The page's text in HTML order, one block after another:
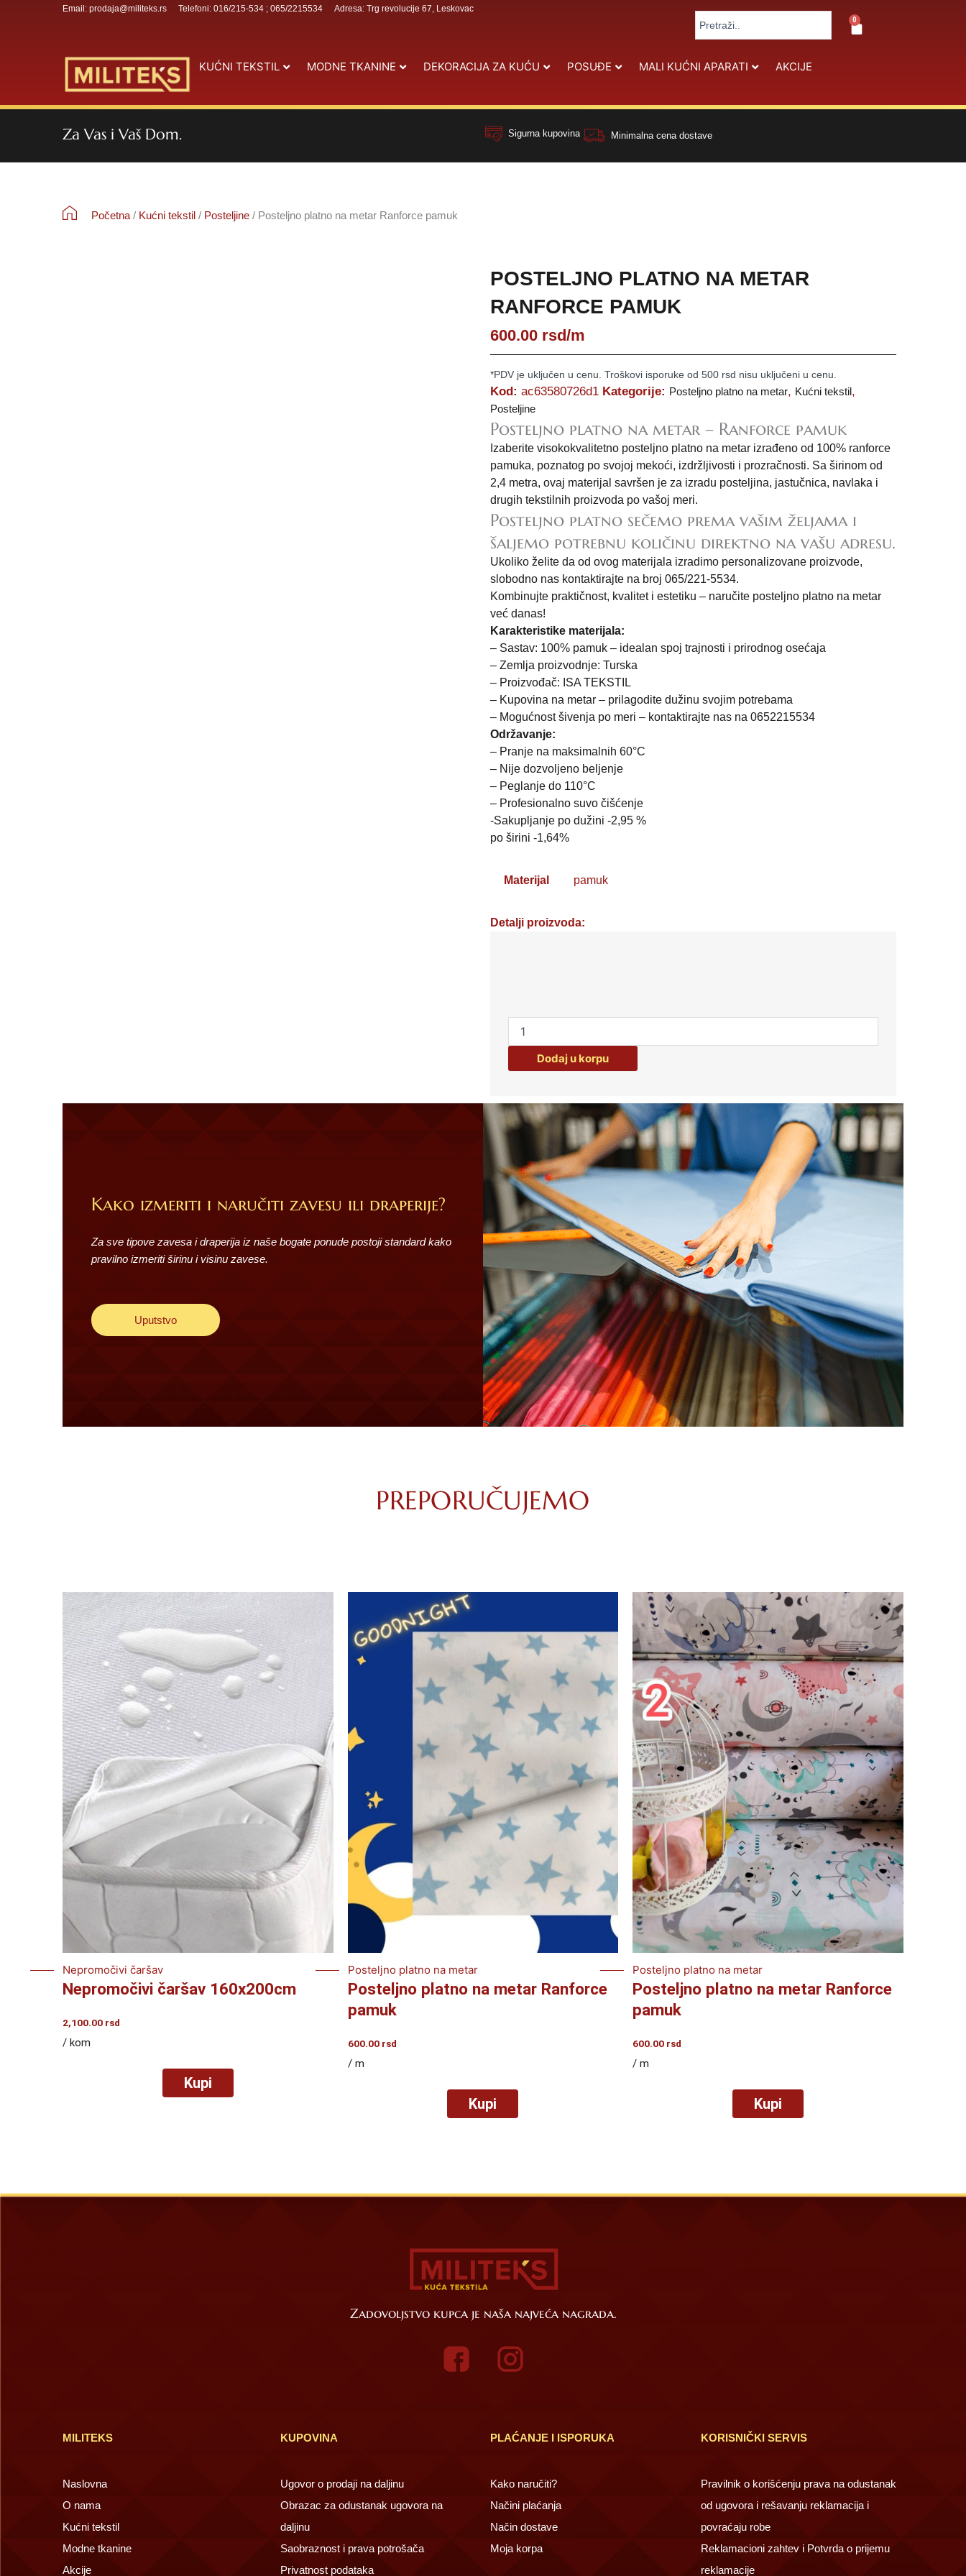
Email: prodaja@militeks.rs Telefoni: 016/215-534 ; 065/2215534 Adresa: Trg revolucije 67, Leskovac
...
0
Cart
KUĆNI TEKSTIL MODNE TKANINE DEKORACIJA ZA KUĆU POSUĐE MALI KUĆNI APARATI AKCIJE
Za Vas i Vaš Dom. Sigurna kupovina Minimalna cena dostave
Početna / Kućni tekstil / Posteljine / Posteljno platno na metar Ranforce pamuk
POSTELJNO PLATNO NA METAR
RANFORCE PAMUK
600.00 rsd/m
*PDV je uključen u cenu. Troškovi isporuke od 500 rsd nisu uključeni u cenu.
Kod: ac63580726d1 Kategorije: Posteljno platno na metar, Kućni tekstil,
Posteljine
Posteljno platno na metar – Ranforce pamuk
Izaberite visokokvalitetno posteljno platno na metar izrađeno od 100% ranforce
pamuka, poznatog po svojoj mekoći, izdržljivosti i prozračnosti. Sa širinom od
2,4 metra, ovaj materijal savršen je za izradu posteljina, jastučnica, navlaka i
drugih tekstilnih proizvoda po vašoj meri.
Posteljno platno sečemo prema vašim željama i
šaljemo potrebnu količinu direktno na vašu adresu.
Ukoliko želite da od ovog materijala izradimo personalizovane proizvode,
slobodno nas kontaktirajte na broj 065/221-5534.
Kombinujte praktičnost, kvalitet i estetiku – naručite posteljno platno na metar
već danas!
Karakteristike materijala:
– Sastav: 100% pamuk – idealan spoj trajnosti i prirodnog osećaja
– Zemlja proizvodnje: Turska
– Proizvođač: ISA TEKSTIL
– Kupovina na metar – prilagodite dužinu svojim potrebama
– Mogućnost šivenja po meri – kontaktirajte nas na 0652215534
Održavanje:
– Pranje na maksimalnih 60°C
– Nije dozvoljeno beljenje
– Peglanje do 110°C
– Profesionalno suvo čišćenje
-Sakupljanje po dužini -2,95 %
po širini -1,64%
Materijal pamuk
Detalji proizvoda:
Ranforce
pamuk
količina
Dodaj u korpu
Kako izmeriti i naručiti zavesu ili draperije?
Za sve tipove zavesa i draperija iz naše bogate ponude postoji standard kako
pravilno izmeriti širinu i visinu zavese.
Uputstvo
PREPORUČUJEMO
Nepromočivi čaršav
Nepromočivi čaršav 160x200cm
2,100.00 rsd
/ kom
Kupi
Posteljno platno na metar
Posteljno platno na metar Ranforce
pamuk
600.00rsd
/ m
Kupi
Posteljno platno na metar
Posteljno platno na metar Ranforce
pamuk
600.00 rsd
/ m
Kupi
Zadovoljstvo kupca je naša najveća nagrada.
MILITEKS
Naslovna
O nama
Kućni tekstil
Modne tkanine
Akcije
KUPOVINA
Ugovor o prodaji na daljinu
Obrazac za odustanak ugovora na
daljinu
Saobraznost i prava potrošača
Privatnost podataka
PLAĆANJE I ISPORUKA
Kako naručiti?
Načini plaćanja
Način dostave
Moja korpa
KORISNIČKI SERVIS
Pravilnik o korišćenju prava na odustanak
od ugovora i rešavanju reklamacija i
povraćaju robe
Reklamacioni zahtev i Potvrda o prijemu
reklamacije